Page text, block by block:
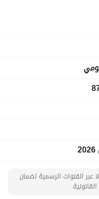
عبر القنوات الرسمية لضمان